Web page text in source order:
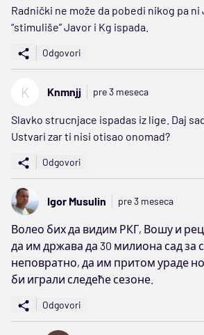
Radnički ne može da pobedi nikog pa ni
“stimuliše” Javor i Kg ispada.
Odgovori
K Knmnjj pre 3 meseca
Slavko strucnjace ispadas iz lige. Daj
Ustvari zar ti nisi otisao onomad?
Odgovori
Igor Musulin pre 3 meseca
Волео бих да видим РКГ, Вошу и
да им држава да 30 милиона сад за
неповратно, да им притом ураде
би играли следеће сезоне.
Odgovori